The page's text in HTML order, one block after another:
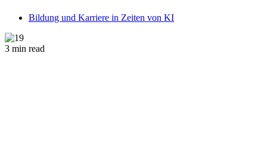
Bildung und Karriere in Zeiten von KI
3 min read